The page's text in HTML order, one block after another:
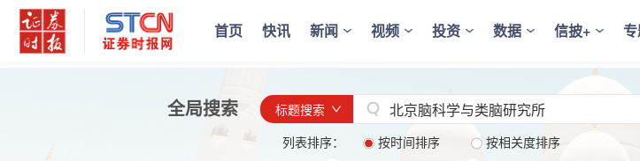
首页 快讯 新闻 视频 投资 数据 信披+
全局搜索 标题搜索
列表排序： 按时间排序 按相关度排序